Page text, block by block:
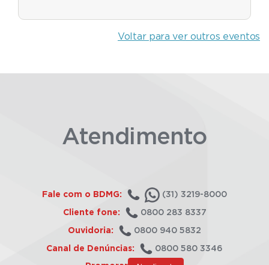
Voltar para ver outros eventos
Atendimento
Fale com o BDMG: (31) 3219-8000
Cliente fone: 0800 283 8337
Ouvidoria: 0800 940 5832
Canal de Denúncias: 0800 580 3346